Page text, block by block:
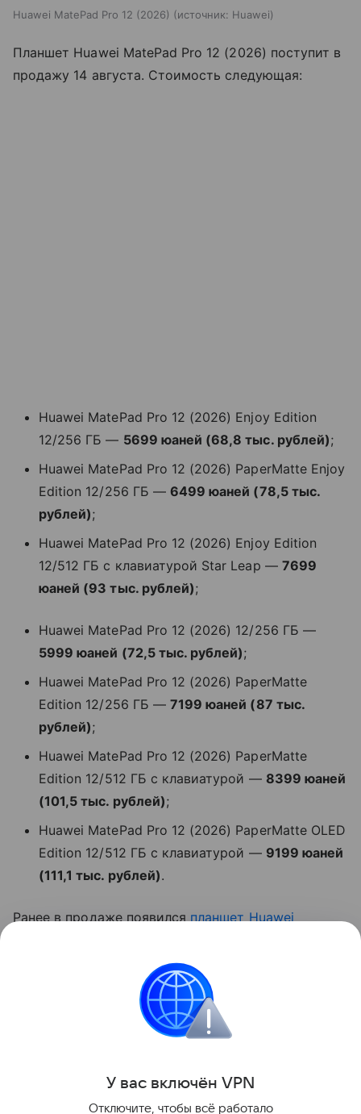
Huawei MatePad Pro 12 (2026) источник: Huawei
Планшет Huawei MatePad Pro 12 (2026) поступит в
продажу 14 августа. Стоимость следующая:
Huawei MatePad Pro 12 (2026) Enjoy Edition
12/256 ГБ — 5699 юаней (68,8 тыс. рублей);
Huawei MatePad Pro 12 (2026) PaperMatte Enjoy
Edition 12/256 ГБ — 6499 юаней (78,5 тыс.
рублей);
Huawei MatePad Pro 12 (2026) Enjoy Edition
12/512 ГБ с клавиатурой Star Leap — 7699
юаней (93 тыс. рублей);
Huawei MatePad Pro 12 (2026) 12/256 ГБ —
5999 юаней (72,5 тыс. рублей);
Huawei MatePad Pro 12 (2026) PaperMatte
Edition 12/256 ГБ — 7199 юаней (87 тыс.
рублей);
Huawei MatePad Pro 12 (2026) PaperMatte
Edition 12/512 ГБ с клавиатурой — 8399 юаней
(101,5 тыс. рублей);
Huawei MatePad Pro 12 (2026) PaperMatte OLED
Edition 12/512 ГБ с клавиатурой — 9199 юаней
(111,1 тыс. рублей).
Ранее в продаже появился планшет Huawei
Планшеты
Поделиться
У вас включён VPN
Отключите, чтобы всё работало